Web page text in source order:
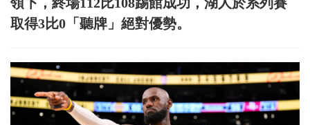
取得3比0「聽牌」絕對優勢。